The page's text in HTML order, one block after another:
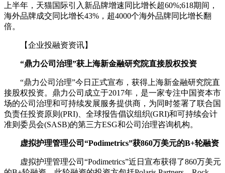
上半年，天猫国际引入新品牌增速同比增长超60%;618期间，
海外品牌成交同比增长43%，超4000个海外品牌同比增长翻
倍。
【企业投融资资讯】
“鼎力公司治理”获上海新金融研究院直接股权投资
“鼎力公司治理”今日正式宣布，获得上海新金融研究院直
接股权投资。鼎力公司成立于2017年，是一家专注中国资本市
场的公司治理和可持续发展服务提供商，为同时签署了联合国
负责任投资原则(PRI)、全球报告倡议组织(GRI)和可持续会计
准则委员会(SASB)的第三方ESG和公司治理咨询机构。
虚拟护理管理公司“Podimetrics”获860万美元的B+轮融资
虚拟护理管理公司“Podimetrics”近日宣布获得了860万美元